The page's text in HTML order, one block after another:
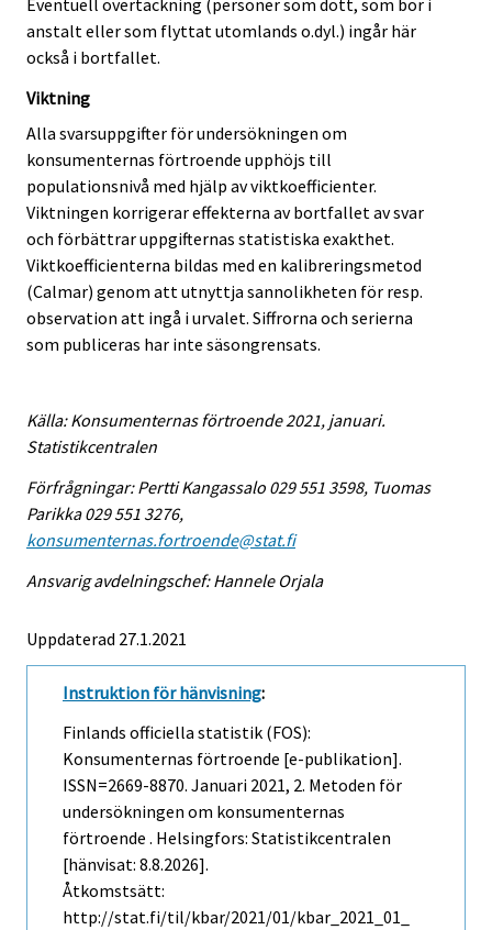
Eventuell övertäckning (personer som dött, som bor i
anstalt eller som flyttat utomlands o.dyl.) ingår här
också i bortfallet.
Viktning
Alla svarsuppgifter för undersökningen om
konsumenternas förtroende upphöjs till
populationsnivå med hjälp av viktkoefficienter.
Viktningen korrigerar effekterna av bortfallet av svar
och förbättrar uppgifternas statistiska exakthet.
Viktkoefficienterna bildas med en kalibreringsmetod
(Calmar) genom att utnyttja sannolikheten för resp.
observation att ingå i urvalet. Siffrorna och serierna
som publiceras har inte säsongrensats.
Källa: Konsumenternas förtroende 2021, januari.
Statistikcentralen
Förfrågningar: Pertti Kangassalo 029 551 3598, Tuomas
Parikka 029 551 3276,
konsumenternas.fortroende@stat.fi
Ansvarig avdelningschef: Hannele Orjala
Uppdaterad 27.1.2021
Instruktion för hänvisning:
Finlands officiella statistik (FOS):
Konsumenternas förtroende [e-publikation].
ISSN=2669-8870. Januari 2021, 2. Metoden för
undersökningen om konsumenternas
förtroende . Helsingfors: Statistikcentralen
[hänvisat: 8.8.2026].
Åtkomstsätt:
http://stat.fi/til/kbar/2021/01/kbar_2021_01_